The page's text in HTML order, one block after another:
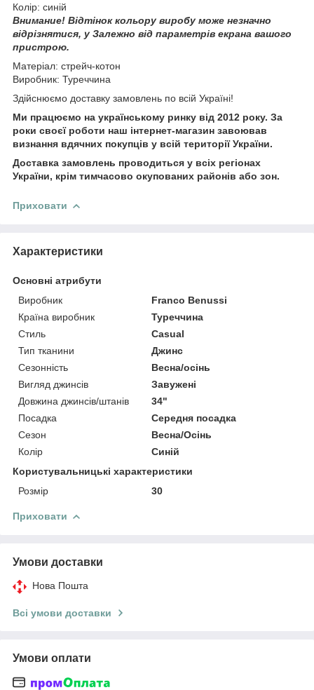
Колір: синій
Внимание! Відтінок кольору виробу може незначно
відрізнятися, у Залежно від параметрів екрана вашого
пристрою.
Матеріал: стрейч-котон
Виробник: Туреччина
Здійснюємо доставку замовлень по всій Україні!
Ми працюємо на українському ринку від 2012 року. За
роки своєї роботи наш інтернет-магазин завоював
визнання вдячних покупців у всій території України.
Доставка замовлень проводиться у всіх регіонах
України, крім тимчасово окупованих районів або зон.
Приховати
Характеристики
Основні атрибути
Виробник
Franco Benussi
Країна виробник
Туреччина
Стиль
Casual
Тип тканини
Джинс
Сезонність
Весна/осінь
Вигляд джинсів
Завужені
Довжина джинсів/штанів
34"
Посадка
Середня посадка
Сезон
Весна/Осінь
Колір
Синій
Користувальницькі характеристики
Розмір
30
Приховати
Умови доставки
Нова Пошта
Всі умови доставки
Умови оплати